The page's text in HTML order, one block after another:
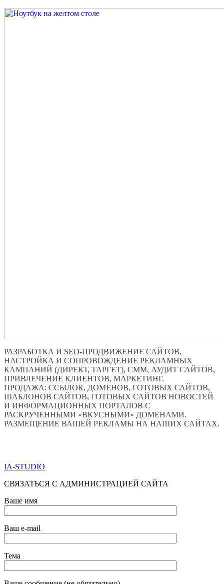
РАЗРАБОТКА И SEO-ПРОДВИЖЕНИЕ САЙТОВ,
НАСТРОЙКА И СОПРОВОЖДЕНИЕ РЕКЛАМНЫХ
КАМПАНИЙ (ДИРЕКТ, ТАРГЕТ), СММ, АУДИТ САЙТОВ,
ПРИВЛЕЧЕНИЕ КЛИЕНТОВ, МАРКЕТИНГ.
ПРОДАЖА: ССЫЛОК, ДОМЕНОВ, ГОТОВЫХ САЙТОВ,
ШАБЛОНОВ САЙТОВ, ГОТОВЫХ САЙТОВ НОВОСТЕЙ
И ИНФОРМАЦИОННЫХ ПОРТАЛОВ С
РАСКРУЧЕННЫМИ «ВКУСНЫМИ» ДОМЕНАМИ.
РАЗМЕЩЕНИЕ ВАШЕЙ РЕКЛАМЫ НА НАШИХ САЙТАХ.
IA-STUDIO
СВЯЗАТЬСЯ С АДМИНИСТРАЦИЕЙ САЙТА
Ваше имя
Ваш e-mail
Тема